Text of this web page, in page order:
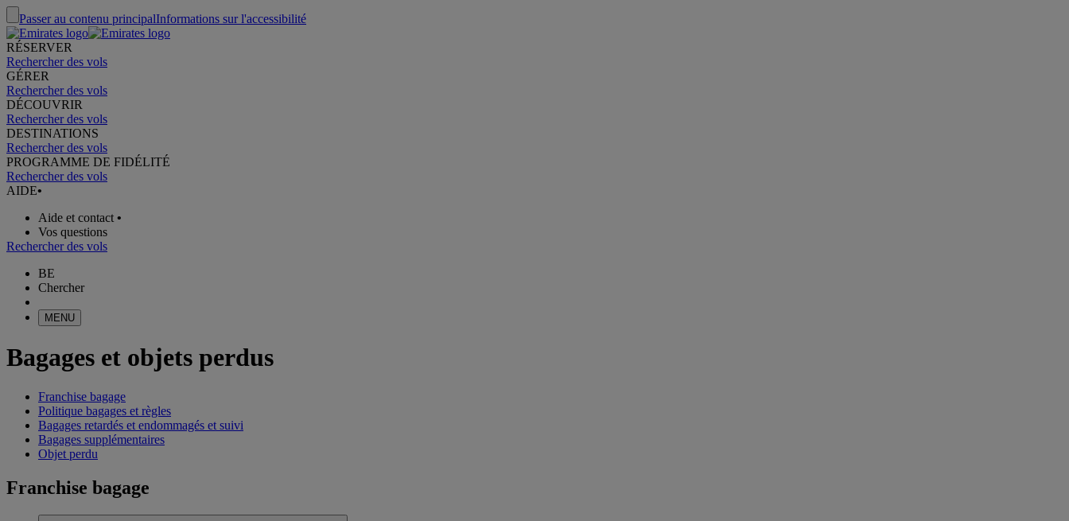
Passer au contenu principalInformations sur l'accessibilité
RÉSERVER
Rechercher des vols
GÉRER
Rechercher des vols
DÉCOUVRIR
Rechercher des vols
DESTINATIONS
Rechercher des vols
PROGRAMME DE FIDÉLITÉ
Rechercher des vols
AIDE•
Aide et contact •
Vos questions
Rechercher des vols
BE
Chercher
MENU
Bagages et objets perdus
Franchise bagage
Politique bagages et règles
Bagages retardés et endommagés et suivi
Bagages supplémentaires
Objet perdu
Franchise bagage